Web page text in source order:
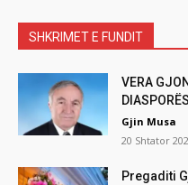
SHKRIMET E FUNDIT
VERA
Gjin Musa
20 Shtator
Pregaditi